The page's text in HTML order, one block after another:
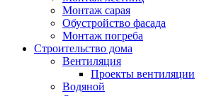
Монтаж сарая
Обустройство фасада
Монтаж погреба
Строительство дома
Вентиляция
Проекты вентиляции
Водяной